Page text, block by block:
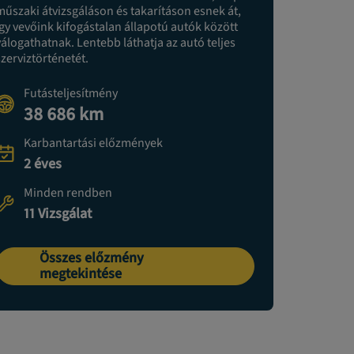
átvizsgáláson és takarításon esnek át,
vevőink kifogástalan állapotú autók között
Lentebb láthatja az autó teljes
Futásteljesítmény
38 686 km
Karbantartási előzmények
2 éves
Minden rendben
11 Vizsgálat
Összes előzmény
megtekintése